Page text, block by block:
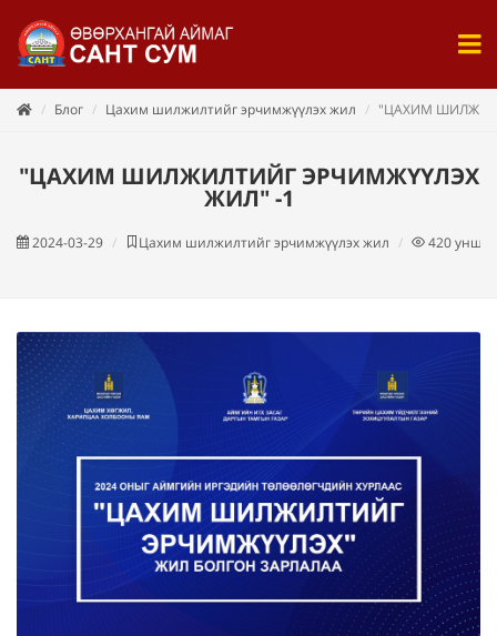
Блог Цахим шилжилтийг эрчимжүүлэх жил "ЦАХИМ
"ЦАХИМ ШИЛЖИЛТИЙГ ЭРЧИМЖҮҮЛЭХ
ЖИЛ" -1
2024-03-29 Цахим шилжилтийг эрчимжүүлэх жил 420